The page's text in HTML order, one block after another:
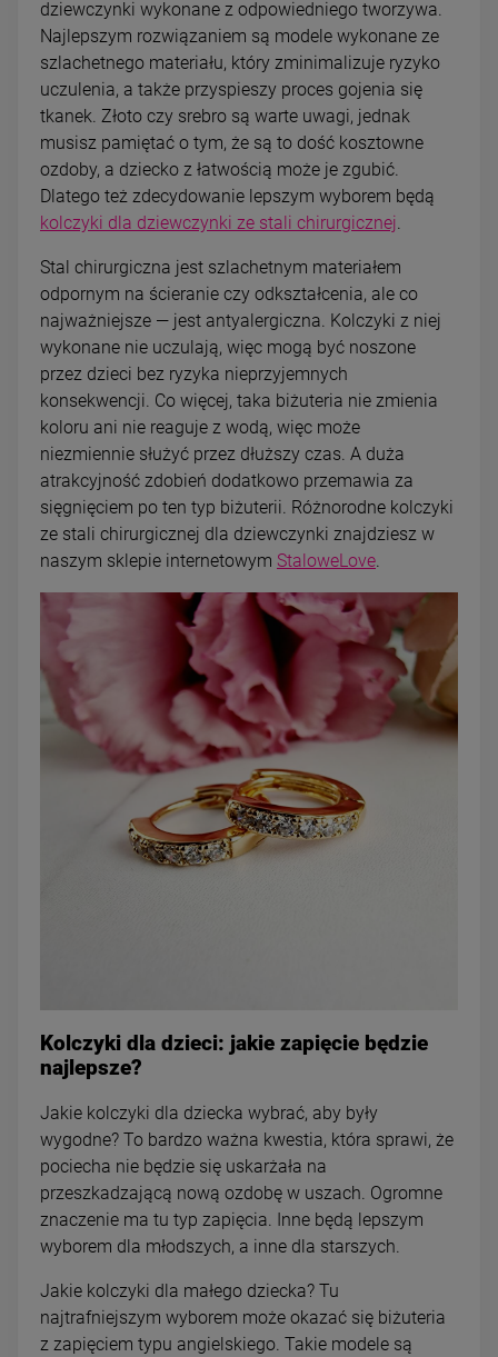
dziewczynki wykonane z odpowiedniego tworzywa.
Najlepszym rozwiązaniem są modele wykonane ze
szlachetnego materiału, który zminimalizuje ryzyko
uczulenia, a także przyspieszy proces gojenia się
tkanek. Złoto czy srebro są warte uwagi, jednak
musisz pamiętać o tym, że są to dość kosztowne
ozdoby, a dziecko z łatwością może je zgubić.
Dlatego też zdecydowanie lepszym wyborem będą
kolczyki dla dziewczynki ze stali chirurgicznej.
Stal chirurgiczna jest szlachetnym materiałem
odpornym na ścieranie czy odkształcenia, ale co
najważniejsze — jest antyalergiczna. Kolczyki z niej
wykonane nie uczulają, więc mogą być noszone
przez dzieci bez ryzyka nieprzyjemnych
konsekwencji. Co więcej, taka biżuteria nie zmienia
koloru ani nie reaguje z wodą, więc może
niezmiennie służyć przez dłuższy czas. A duża
atrakcyjność zdobień dodatkowo przemawia za
sięgnięciem po ten typ biżuterii. Różnorodne kolczyki
ze stali chirurgicznej dla dziewczynki znajdziesz w
naszym sklepie internetowym StaloweLove.
Kolczyki dla dzieci: jakie zapięcie będzie
najlepsze?
Jakie kolczyki dla dziecka wybrać, aby były
wygodne? To bardzo ważna kwestia, która sprawi, że
pociecha nie będzie się uskarżała na
przeszkadzającą nową ozdobę w uszach. Ogromne
znaczenie ma tu typ zapięcia. Inne będą lepszym
wyborem dla młodszych, a inne dla starszych.
Jakie kolczyki dla małego dziecka? Tu
najtrafniejszym wyborem może okazać się biżuteria
z zapięciem typu angielskiego. Takie modele są